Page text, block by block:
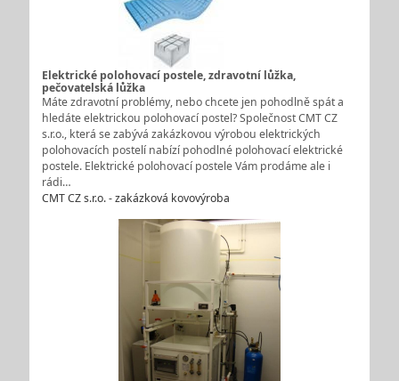
Elektrické polohovací postele, zdravotní lůžka,
pečovatelská lůžka
Máte zdravotní problémy, nebo chcete jen pohodlně spát a
hledáte elektrickou polohovací postel? Společnost CMT CZ
s.r.o., která se zabývá zakázkovou výrobou elektrických
polohovacích postelí nabízí pohodlné polohovací elektrické
postele. Elektrické polohovací postele Vám prodáme ale i
rádi…
CMT CZ s.r.o. - zakázková kovovýroba